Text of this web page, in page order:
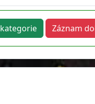
kategorie Záznam